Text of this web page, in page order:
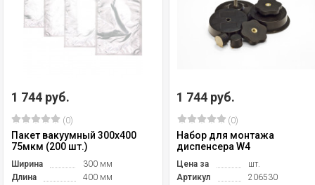
1 744 руб.
(0)
Пакет вакуумный 300х400
75мкм (200 шт.)
Ширина
300 мм
Длина
400 мм
1 744 руб.
(0)
Набор для монтажа
диспенсера W4
Цена за
шт.
Артикул
206530